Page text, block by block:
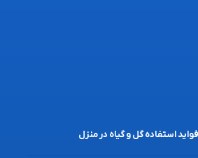
استفاده گل و گیاه در منزل